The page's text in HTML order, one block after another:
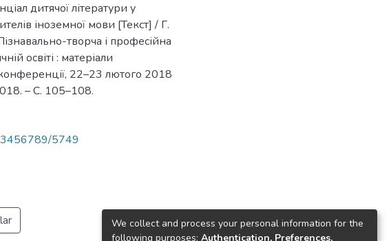
дитячої літератури у
іноземної мови [Текст] / Г.
творча і професійна
освіті : матеріали
22–23 лютого 2018
– С. 105–108.
5749
We collect and process your personal information for the
following purposes: Authentication, Preferences,